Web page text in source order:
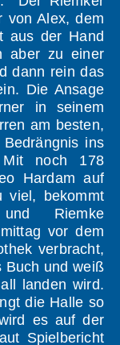
von Alex, dem
aus der Hand
aber zu einer
dann rein das
Die Ansage
in seinem
am besten,
ins
noch 178
Hardam auf
viel, bekommt
Riemke
vor dem
verbracht,
Buch und weiß
landen wird.
die Halle so
es auf der
Spielbericht